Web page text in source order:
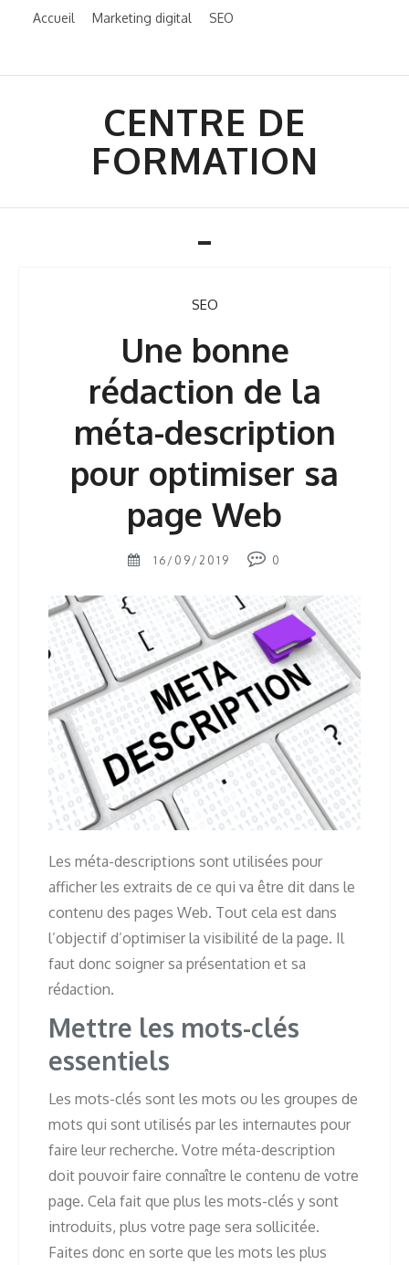
Accueil Marketing digital SEO
CENTRE DE
FORMATION
Toggle
SEO
Une bonne
rédaction de la
méta-description
pour optimiser sa
page Web
16/09/2019 0
Les méta-descriptions sont utilisées pour
afficher les extraits de ce qui va être dit dans le
contenu des pages Web. Tout cela est dans
l’objectif d’optimiser la visibilité de la page. Il
faut donc soigner sa présentation et sa
rédaction.
Mettre les mots-clés
essentiels
Les mots-clés sont les mots ou les groupes de
mots qui sont utilisés par les internautes pour
faire leur recherche. Votre méta-description
doit pouvoir faire connaître le contenu de votre
page. Cela fait que plus les mots-clés y sont
introduits, plus votre page sera sollicitée.
Faites donc en sorte que les mots les plus